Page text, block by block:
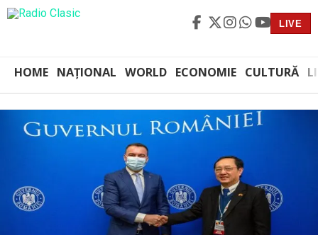
LIVE
HOME NAȚIONAL WORLD ECONOMIE CULTURĂ